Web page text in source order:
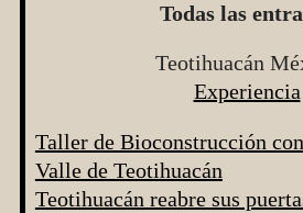
Todas las
Teotihuacán
Experiencia
Taller de Bioconstrucción
Valle de Teotihuacán
Teotihuacán reabre sus